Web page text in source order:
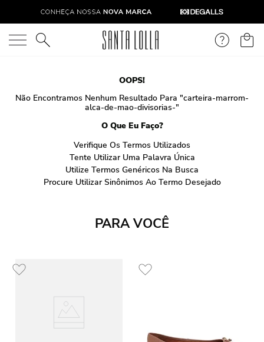
O que você está procurando?
OOPS!
Não Encontramos Nenhum Resultado Para "carteira-marrom-
alca-de-mao-divisorias-"
O Que Eu Faço?
Verifique Os Termos Utilizados
Tente Utilizar Uma Palavra Única
Utilize Termos Genéricos Na Busca
Procure Utilizar Sinônimos Ao Termo Desejado
PARA VOCÊ